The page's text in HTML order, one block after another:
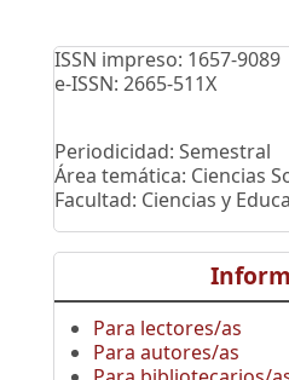
ISSN impreso: 1657-9089
e-ISSN: 2665-511X
Periodicidad: Semestral
Área temática: Ciencias
Facultad: Ciencias y
Para lectores/as
Para autores/as